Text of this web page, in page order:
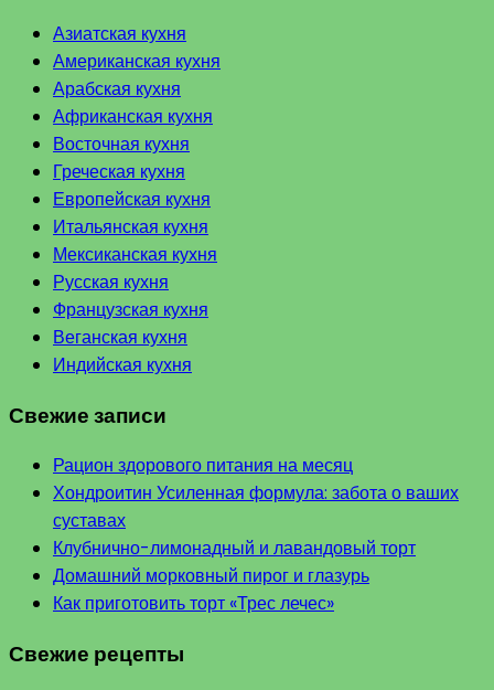
Азиатская кухня
Американская кухня
Арабская кухня
Африканская кухня
Восточная кухня
Греческая кухня
Европейская кухня
Итальянская кухня
Мексиканская кухня
Русская кухня
Французская кухня
Веганская кухня
Индийская кухня
Свежие записи
Рацион здорового питания на месяц
Хондроитин Усиленная формула: забота о ваших
суставах
Клубнично-лимонадный и лавандовый торт
Домашний морковный пирог и глазурь
Как приготовить торт «Трес лечес»
Свежие рецепты